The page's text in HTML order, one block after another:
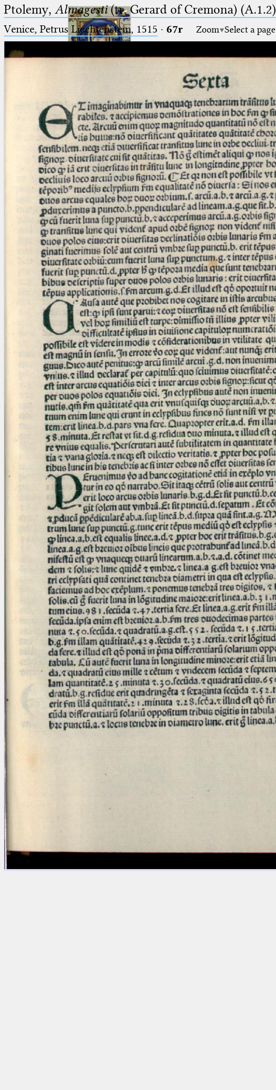
Arabus et Latinus
(the underscore) is the placeholder
for exactly one character.
(the percent sign) is the
placeholder for no, one or more
than one character.
(two percent signs) is the
placeholder for no, one or more
than one character, but not for
blank space (so that a search ends
at word boundaries).
🔎︎
Start
Project
Team
News
Jobs
Publications
Conference
Arabic Works
Arabic Manuscripts
Latin Works
Latin Manuscripts
Latin Early Prints
Images
Texts
betaGlossary
Resources
Licenses·FAQ·Contact·
Impressum·Privacy· 2013
Print 🖨
Ptolemy, Almagesti(tr. Gerard of Cremona) (A.1.2)
Venice, Petrus Liechtenstein, 1515 · 67r Zoom Select a page